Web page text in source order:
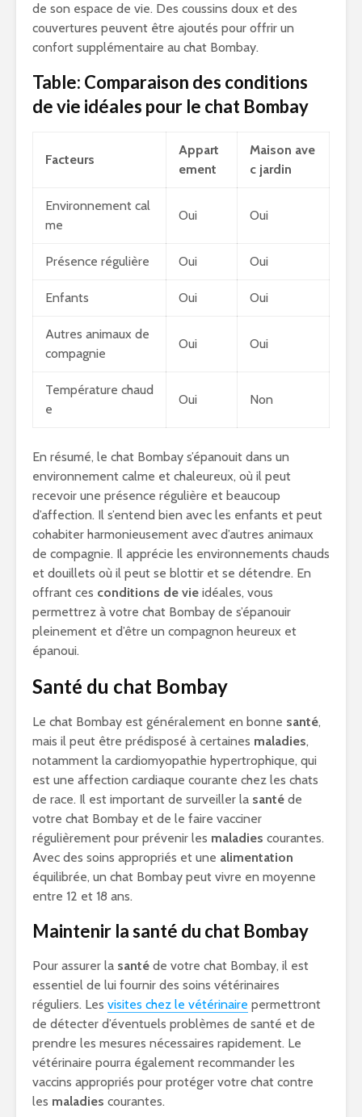
de son espace de vie. Des coussins doux et des
couvertures peuvent être ajoutés pour offrir un
confort supplémentaire au chat Bombay.
Table: Comparaison des conditions
de vie idéales pour le chat Bombay
Facteurs
Appart
ement
Maison ave
c jardin
Environnement cal
me
Oui Oui
Présence régulière Oui Oui
Enfants Oui Oui
Autres animaux de
compagnie
Oui Oui
Température chaud
e
Oui Non
En résumé, le chat Bombay s’épanouit dans un
environnement calme et chaleureux, où il peut
recevoir une présence régulière et beaucoup
d’affection. Il s’entend bien avec les enfants et peut
cohabiter harmonieusement avec d’autres animaux
de compagnie. Il apprécie les environnements chauds
et douillets où il peut se blottir et se détendre. En
offrant ces conditions de vie idéales, vous
permettrez à votre chat Bombay de s’épanouir
pleinement et d’être un compagnon heureux et
épanoui.
Santé du chat Bombay
Le chat Bombay est généralement en bonne santé,
mais il peut être prédisposé à certaines maladies,
notamment la cardiomyopathie hypertrophique, qui
est une affection cardiaque courante chez les chats
de race. Il est important de surveiller la santé de
votre chat Bombay et de le faire vacciner
régulièrement pour prévenir les maladies courantes.
Avec des soins appropriés et une alimentation
équilibrée, un chat Bombay peut vivre en moyenne
entre 12 et 18 ans.
Maintenir la santé du chat Bombay
Pour assurer la santé de votre chat Bombay, il est
essentiel de lui fournir des soins vétérinaires
réguliers. Les visites chez le vétérinaire permettront
de détecter d’éventuels problèmes de santé et de
prendre les mesures nécessaires rapidement. Le
vétérinaire pourra également recommander les
vaccins appropriés pour protéger votre chat contre
les maladies courantes.